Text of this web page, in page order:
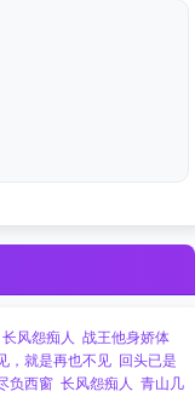
长风怨痴人 战王他身娇体
，就是再也不见 回头已是
负西窗 长风怨痴人 青山几